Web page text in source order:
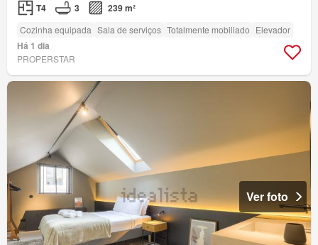
T4 3 239 m²
Cozinha equipada Sala de serviços Totalmente mobiliado Elevador
Há 1 dia
PROPERSTAR
Ver foto